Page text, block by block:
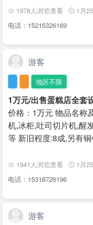
1978人浏览查看 1月
电话：15215326169
游客
地区不限
1万元/出售蛋糕店全套
价格：1万元 物品名称
机,冰柜,吐司切片机,醒
等 新旧程度:8成,另有
1941人浏览查看 1月
电话：15318726196
游客